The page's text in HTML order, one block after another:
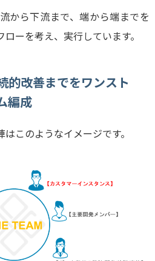
から下流まで、端から端までを
ーを考え、実行しています。
改善までをワンスト
編成
このようなイメージです。